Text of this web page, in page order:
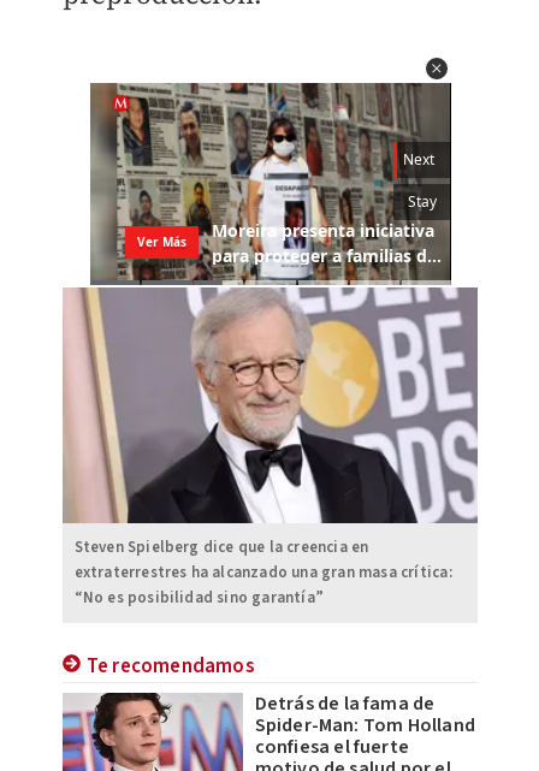
Steven Spielberg dice que la creencia en
extraterrestres ha alcanzado una gran masa crítica:
“No es posibilidad sino garantía”
Te recomendamos
Detrás de la fama de
Spider-Man: Tom Holland
confiesa el fuerte